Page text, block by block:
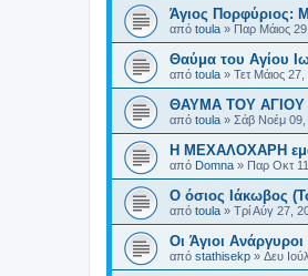
Άγιος Πορφύριος:
από toula » Παρ Μάιος
Θαύμα του Αγίου
από toula » Τετ Μάιος
ΘΑΥΜΑ ΤΟΥ ΑΓΙΟΥ
από toula » Σάβ Νοέμ 09,
Η ΜΕΧΑΛΟΧΑΡΗ
από Domna » Παρ Οκτ
Ο όσιος Ιάκωβος
από toula » Τρί Αύγ 27,
Οι Άγιοι
από stathisekp » Δευ